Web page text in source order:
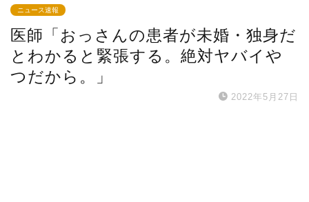
ニュース速報
医師「おっさんの患者が未婚・独身だ
とわかると緊張する。絶対ヤバイや
つだから。」
2022年5月27日